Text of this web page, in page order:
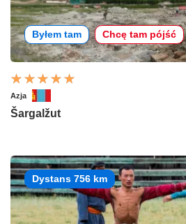
Byłem tam Chcę tam pójść
Azja
Šargalžut
Dystans 756 km